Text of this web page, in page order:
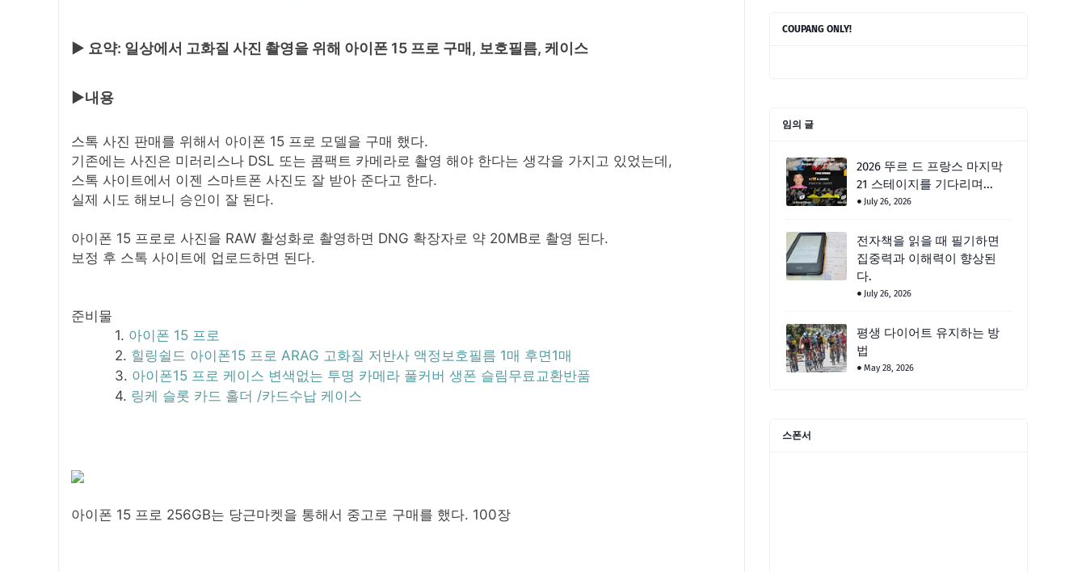
▶ 요약: 일상에서 고화질 사진 촬영을 위해 아이폰 15 프로 구매, 보호필름, 케이스
▶내용
스톡 사진 판매를 위해서 아이폰 15 프로 모델을 구매 했다.
기존에는 사진은 미러리스나 DSL 또는 콤팩트 카메라로 촬영 해야 한다는 생각을 가지고 있었는데,
스톡 사이트에서 이젠 스마트폰 사진도 잘 받아 준다고 한다.
실제 시도 해보니 승인이 잘 된다.
아이폰 15 프로로 사진을 RAW 활성화로 촬영하면 DNG 확장자로 약 20MB로 촬영 된다.
보정 후 스톡 사이트에 업로드하면 된다.
준비물
아이폰 15 프로
힐링쉴드 아이폰15 프로 ARAG 고화질 저반사 액정보호필름 1매 후면1매
아이폰15 프로 케이스 변색없는 투명 카메라 풀커버 생폰 슬림무료교환반품
링케 슬롯 카드 홀더 /카드수납 케이스
아이폰 15 프로 256GB는 당근마켓을 통해서 중고로 구매를 했다. 100장
COUPANG ONLY!
임의 글
2026 뚜르 드 프랑스 마지막
21 스테이지를 기다리며...
July 26, 2026
전자책을 읽을 때 필기하면
집중력과 이해력이 향상된
다.
July 26, 2026
평생 다이어트 유지하는 방
법
May 28, 2026
스폰서